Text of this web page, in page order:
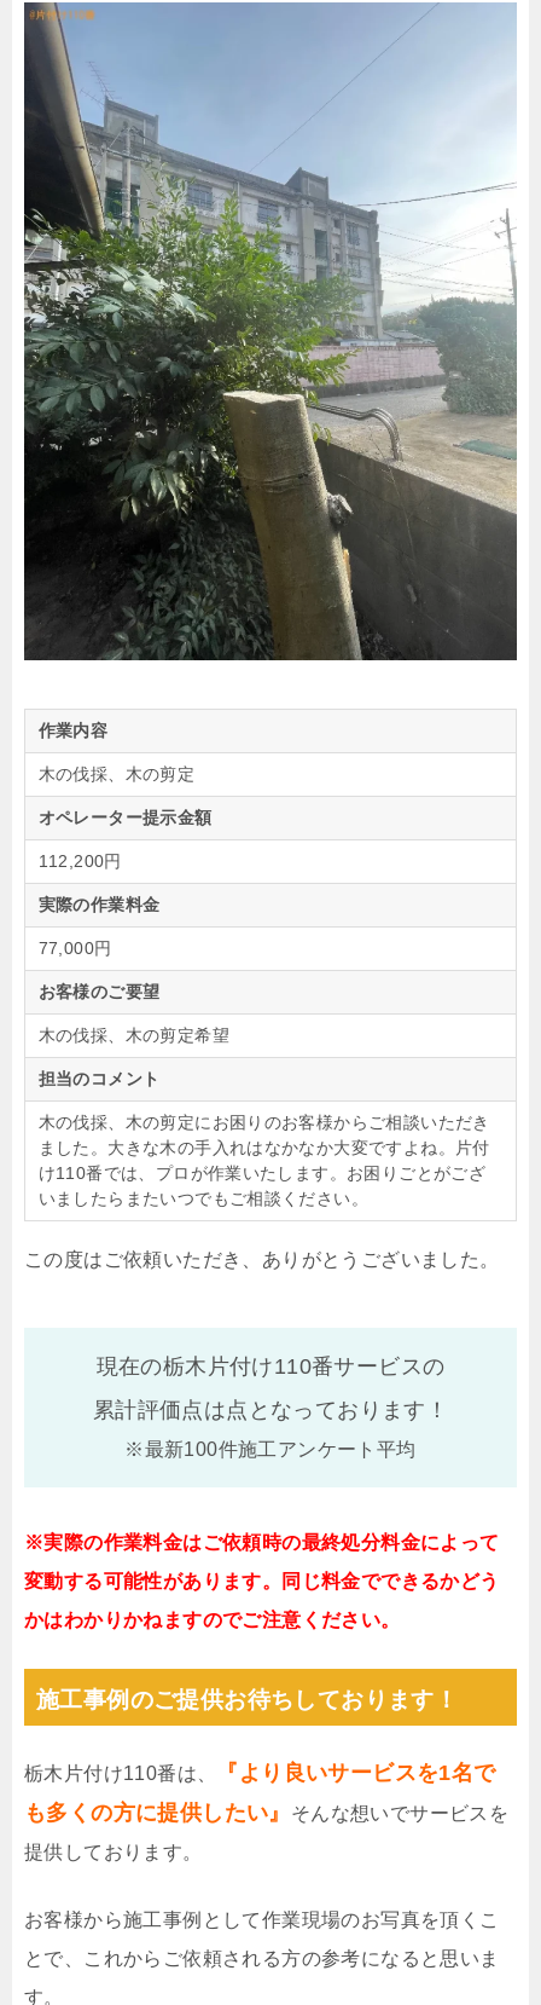
作業内容
木の伐採、木の剪定
オペレーター提示金額
112,200円
実際の作業料金
77,000円
お客様のご要望
木の伐採、木の剪定希望
担当のコメント
木の伐採、木の剪定にお困りのお客様からご相談いただき
ました。大きな木の手入れはなかなか大変ですよね。片付
け110番では、プロが作業いたします。お困りごとがござ
いましたらまたいつでもご相談ください。
この度はご依頼いただき、ありがとうございました。
現在の栃木片付け110番サービスの
累計評価点は点となっております！
※最新100件施工アンケート平均
※実際の作業料金はご依頼時の最終処分料金によって
変動する可能性があります。同じ料金でできるかどう
かはわかりかねますのでご注意ください。
施工事例のご提供お待ちしております！
栃木片付け110番は、
『より良いサービスを1名で
も多くの方に提供したい』
そんな想いでサービスを
提供しております。
お客様から施工事例として作業現場のお写真を頂くこ
とで、これからご依頼される方の参考になると思いま
す。